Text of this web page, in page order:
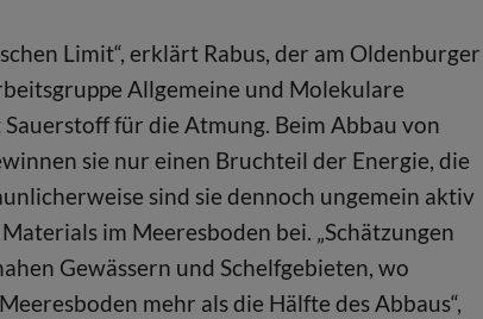
Limit“, erklärt Rabus, der am Oldenburger
Allgemeine und Molekulare
für die Atmung. Beim Abbau von
sie nur einen Bruchteil der Energie, die
sind sie dennoch ungemein aktiv
im Meeresboden bei. „Schätzungen
Gewässern und Schelfgebieten, wo
mehr als die Hälfte des Abbaus“,